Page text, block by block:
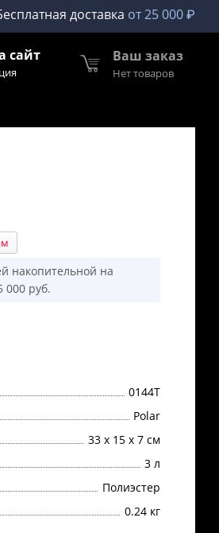
доставка от 25 000 ₽
сайт Ваш заказ
Нет товаров
накопительной на
000 руб.
0144T
Polar
33 х 15 х 7 см
3 л
Полиэстер
0.24 кг